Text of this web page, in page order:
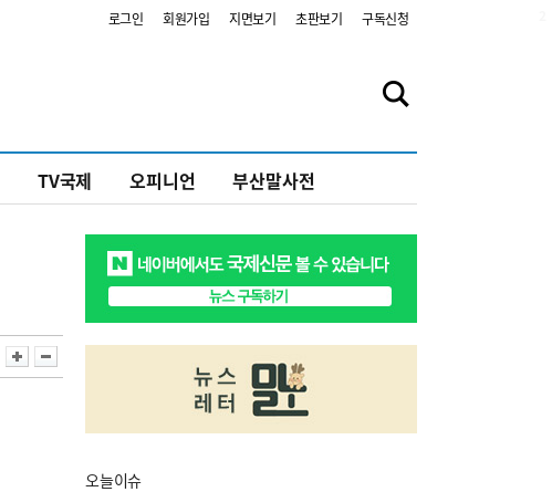
로그인 회원가입 지면보기 초판보기 구독신청
TV국제 오피니언 부산말사전
오늘이슈